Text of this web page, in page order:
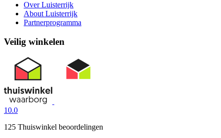
Over Luisterrijk
About Luisterrijk
Partnerprogramma
Veilig winkelen
10.0
125 Thuiswinkel beoordelingen